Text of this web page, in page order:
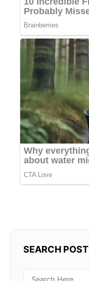
SEARCH POST